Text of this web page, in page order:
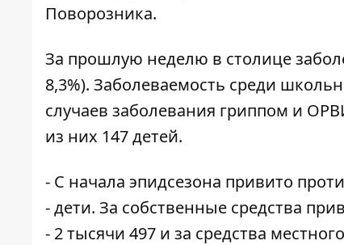
Поворозника.
За прошлую неделю в столице
8,3%). Заболеваемость среди
случаев заболевания гриппом и
из них 147 детей.
- С начала эпидсезона привито
- дети. За собственные средства
- 2 тысячи 497 и за средства